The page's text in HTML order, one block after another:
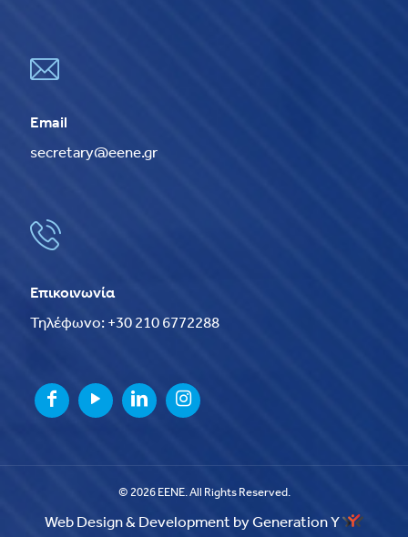
Email
secretary@eene.gr
Επικοινωνία
Τηλέφωνο: +30 210 6772288
© 2026 EENE. All Rights Reserved.
Web Design & Development by Generation Y